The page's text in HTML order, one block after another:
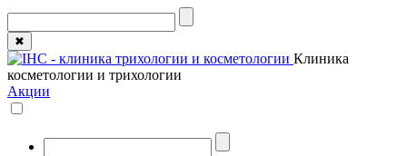
✖
Клиника
косметологии и трихологии
Акции